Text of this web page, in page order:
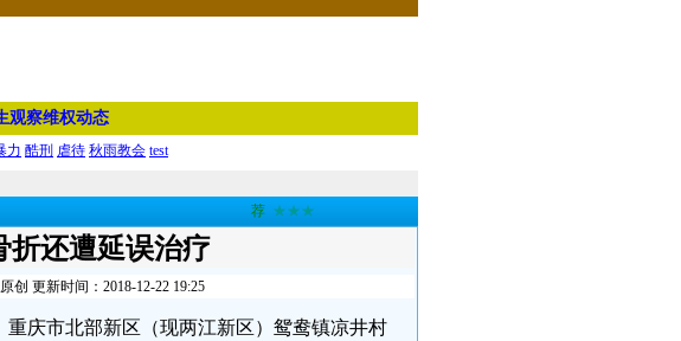
观察维权动态
力 酷刑 虐待 秋雨教会 test
荐 ★★★
折还遭延误治疗
创 更新时间：2018-12-22 19:25
重庆市北部新区（现两江新区）鸳鸯镇凉井村